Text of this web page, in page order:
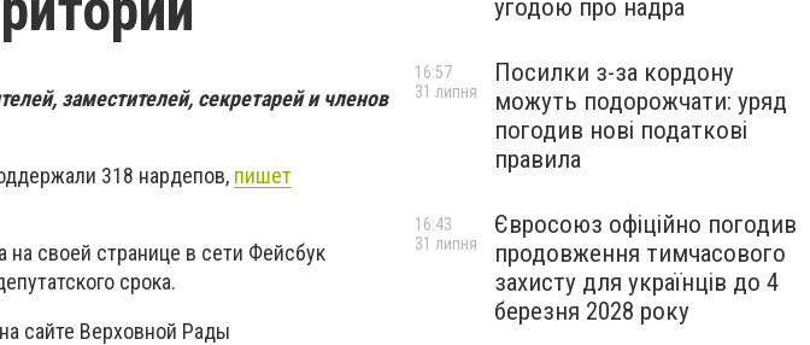
заместителей, секретарей и членов
318 нардепов, пишет
на своей странице в сети Фейсбук
срока.
сайте Верховной Рады
угодою про надра
Посилки з-за кордону
можуть подорожчати: уряд
погодив нові податкові
правила
16:57
31 липня
Євросоюз офіційно погодив
продовження тимчасового
захисту для українців до 4
березня 2028 року
16:43
31 липня